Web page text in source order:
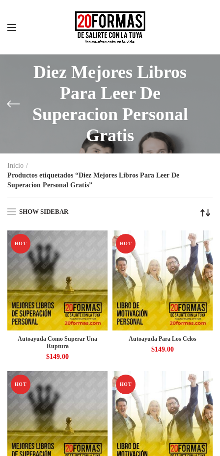
Diez Mejores Libros
Para Leer De
Superacion Personal
Gratis
Inicio
Productos etiquetados “Diez Mejores Libros Para Leer De
Superacion Personal Gratis”
SHOW SIDEBAR
HOT
Autoayuda Como Superar Una
Ruptura
$149.00
HOT
Autoayuda Para Los Celos
$149.00
HOT HOT